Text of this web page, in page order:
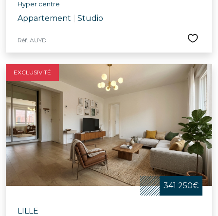
Hyper centre
Appartement Studio
Réf. AUYD
EXCLUSIVITÉ
341 250€
LILLE